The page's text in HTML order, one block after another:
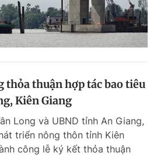
thỏa thuận hợp tác bao tiêu
Kiên Giang
Long và UBND tỉnh An Giang,
triển nông thôn tỉnh Kiên
công lễ ký kết thỏa thuận